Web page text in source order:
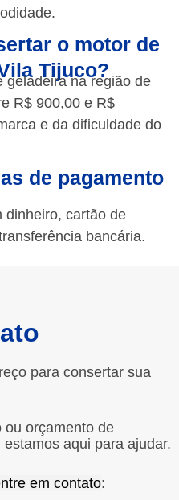
o motor de
Tijuco?
geladeira na região de
R$ 900,00 e R$
e da dificuldade do
de pagamento
dinheiro, cartão de
bancária.
para consertar sua
ou orçamento de
aqui para ajudar.
em contato: